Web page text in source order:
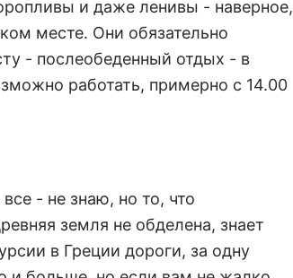
и даже ленивы - наверное,
месте. Они обязательно
- послеобеденный отдых - в
работать, примерно с 14.00
- не знаю, но то, что
земля не обделена, знает
в Греции дороги, за одну